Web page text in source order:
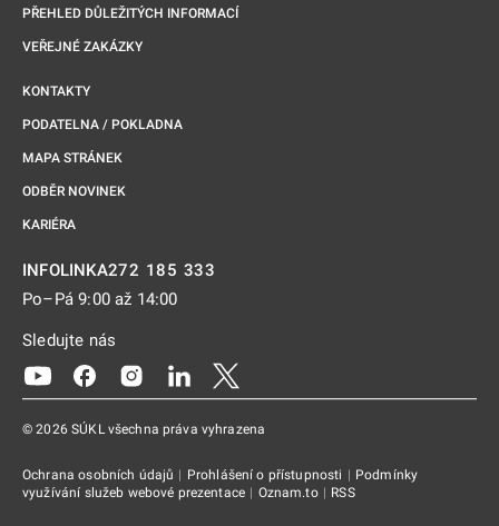
PŘEHLED DŮLEŽITÝCH INFORMACÍ
VEŘEJNÉ ZAKÁZKY
KONTAKTY
PODATELNA / POKLADNA
MAPA STRÁNEK
ODBĚR NOVINEK
KARIÉRA
INFOLINKA272 185 333
Po–Pá 9:00 až 14:00
Sledujte nás
Odkaz se otevře na nové kartě
Odkaz se otevře na nové kartě
Odkaz se otevře na nové kartě
Odkaz se otevře na nové kartě
© 2026 SÚKL všechna práva vyhrazena
Ochrana osobních údajů | Prohlášení o přístupnosti | Podmínky
využívání služeb webové prezentace | Oznam.to | RSS